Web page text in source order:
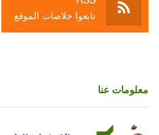
تابعوا خلاصات الموقع
معلومات عنا